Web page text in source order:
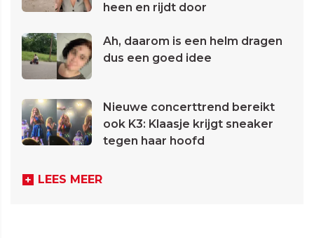
heen en rijdt door
Ah, daarom is een helm dragen
dus een goed idee
Nieuwe concerttrend bereikt
ook K3: Klaasje krijgt sneaker
tegen haar hoofd
LEES MEER